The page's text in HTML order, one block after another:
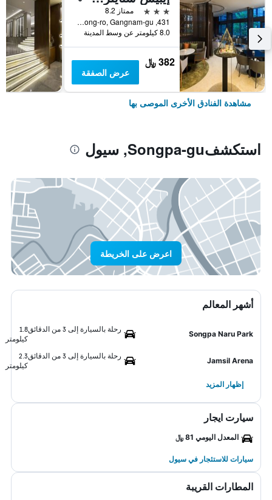
3 نجوم
ممتاز 8.2
431, Samseong-ro, Gangnam-gu, سيول, كوريا الجنوبية
8.0 كيلومتر عن وسط المدينة
382 ﷼
عرض الصفقة
مشاهدة الفنادق الأخرى الموصى بها
استكشفSongpa-gu, سيول
اعرض على الخريطة
أشهر المعالم
Songpa Naru Park
رحلة بالسيارة إلى 3 من الدقائق
1.8
كيلومتر
Jamsil Arena
رحلة بالسيارة إلى 3 من الدقائق
2.3
كيلومتر
إظهار المزيد
سيارت ايجار
المعدل اليومي 81 ﷼
سيارات للاستئجار في سيول
المطارات القريبة